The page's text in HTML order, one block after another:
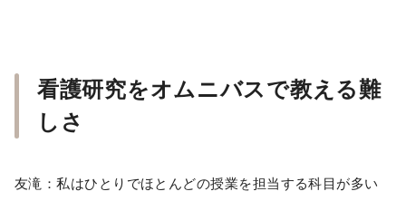
看護研究をオムニバスで教える難
しさ
友滝：私はひとりでほとんどの授業を担当する科目が多い